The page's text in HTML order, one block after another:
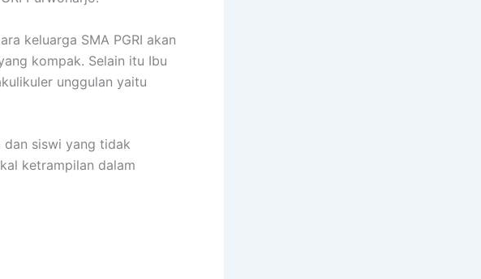
keluarga SMA PGRI akan
kompak. Selain itu Ibu
unggulan yaitu
siswi yang tidak
ketrampilan dalam